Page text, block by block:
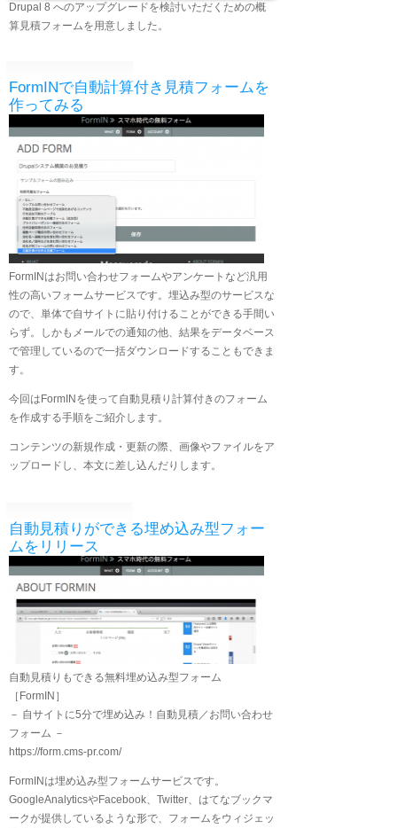
Drupal 8 へのアップグレードを検討いただくための概
算見積フォームを用意しました。
FormINで自動計算付き見積フォームを
作ってみる
FormINはお問い合わせフォームやアンケートなど汎用
性の高いフォームサービスです。埋込み型のサービスな
ので、単体で自サイトに貼り付けることができる手間い
らず。しかもメールでの通知の他、結果をデータベース
で管理しているので一括ダウンロードすることもできま
す。
今回はFormINを使って自動見積り計算付きのフォーム
を作成する手順をご紹介します。
コンテンツの新規作成・更新の際、画像やファイルをア
ップロードし、本文に差し込んだりします。
自動見積りができる埋め込み型フォー
ムをリリース
自動見積りもできる無料埋め込み型フォーム
［FormIN］
－ 自サイトに5分で埋め込み！自動見積／お問い合わせ
フォーム －
https://form.cms-pr.com/
FormINは埋め込み型フォームサービスです。
GoogleAnalyticsやFacebook、Twitter、はてなブックマ
ークが提供しているような形で、フォームをウィジェッ